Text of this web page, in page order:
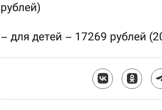
рублей)
– для детей – 17269 рублей